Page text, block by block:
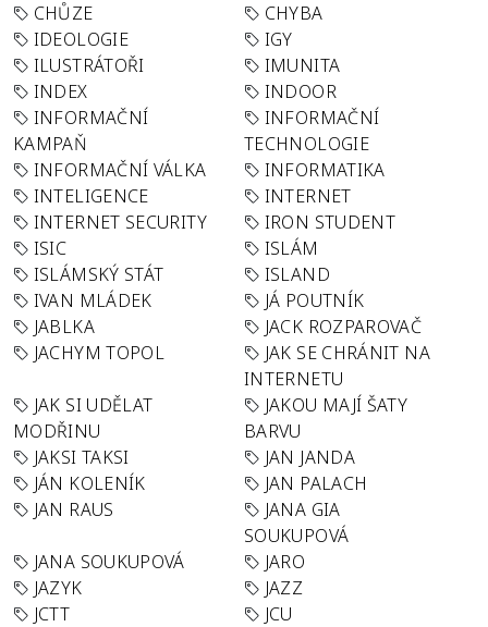
CHŮZE
CHYBA
IDEOLOGIE
IGY
ILUSTRÁTOŘI
IMUNITA
INDEX
INDOOR
INFORMAČNÍ
KAMPAŇ
INFORMAČNÍ
TECHNOLOGIE
INFORMAČNÍ VÁLKA
INFORMATIKA
INTELIGENCE
INTERNET
INTERNET SECURITY
IRON STUDENT
ISIC
ISLÁM
ISLÁMSKÝ STÁT
ISLAND
IVAN MLÁDEK
JÁ POUTNÍK
JABLKA
JACK ROZPAROVAČ
JACHYM TOPOL
JAK SE CHRÁNIT NA
INTERNETU
JAK SI UDĚLAT
MODŘINU
JAKOU MAJÍ ŠATY
BARVU
JAKSI TAKSI
JAN JANDA
JÁN KOLENÍK
JAN PALACH
JAN RAUS
JANA GIA
SOUKUPOVÁ
JANA SOUKUPOVÁ
JARO
JAZYK
JAZZ
JCTT
JCU